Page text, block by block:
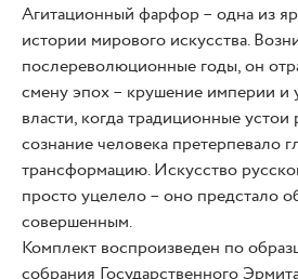
Агитационный фарфор – одна из
истории мирового искусства.
послереволюционные годы, он
смену эпох – крушение империи и
власти, когда традиционные устои
сознание человека претерпевало
трансформацию. Искусство
просто уцелело – оно предстало
совершенным.
Комплект воспроизведен по